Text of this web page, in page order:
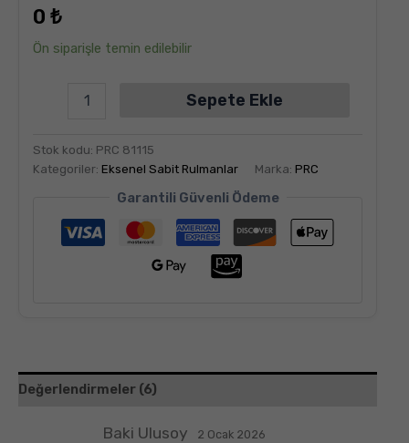
5
5.00puan
aldı
0 ₺
Ön siparişle temin edilebilir
Sepete Ekle
Stok kodu: PRC 81115
Kategoriler: Eksenel Sabit Rulmanlar Marka: PRC
Garantili Güvenli Ödeme
Değerlendirmeler (6)
Baki Ulusoy 2 Ocak 2026